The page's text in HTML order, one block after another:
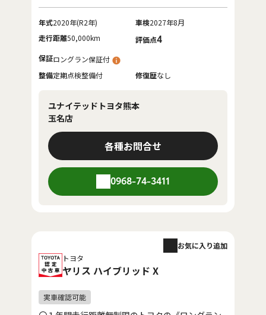
年式2020年(R2年) 車検2027年8月
走行距離50,000km 評価点4
保証ロングラン保証付
整備定期点検整備付 修復歴なし
ユナイテッドトヨタ熊本
玉名店
各種お問合せ
0968-74-3411
トヨタ
ヤリス ハイブリッド X
お気に入り追加